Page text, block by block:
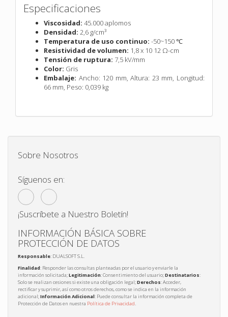
Especificaciones
Viscosidad: 45.000 aplomos
Densidad: 2,6 g/cm³
Temperatura de uso continuo: -50~150 ℃
Resistividad de volumen: 1,8 x 10 12 Ω-cm
Tensión de ruptura: 7,5 kV/mm
Color: Gris
Embalaje: Ancho: 120 mm,Altura: 23 mm, Longitud:
66 mm, Peso: 0,039 kg
Sobre Nosotros
Síguenos en:
¡Suscríbete a Nuestro Boletín!
INFORMACIÓN BÁSICA SOBRE
PROTECCIÓN DE DATOS
Responsable: DUALSOFT S.L.
Finalidad: Responder las consultas planteadas por el usuario y enviarle la
información solicitada;Legitimación: Consentimiento del usuario;Destinatarios:
Solo se realizan cesiones si existe una obligación legal;Derechos: Acceder,
rectificar y suprimir, así como otros derechos, como se indica en la información
adicional;Información Adicional: Puede consultar la información completa de
Protección de Datos en nuestra Política de Privacidad.